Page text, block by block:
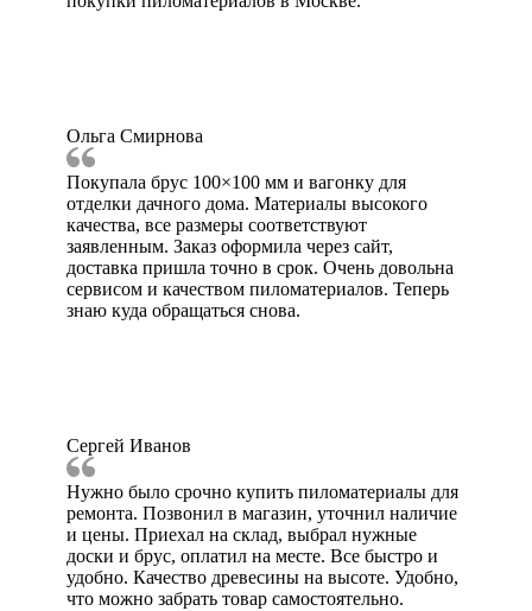
Ольга Смирнова
Покупала брус 100×100 мм и вагонку для
отделки дачного дома. Материалы высокого
качества, все размеры соответствуют
заявленным. Заказ оформила через сайт,
доставка пришла точно в срок. Очень довольна
сервисом и качеством пиломатериалов. Теперь
знаю куда обращаться снова.
Сергей Иванов
Нужно было срочно купить пиломатериалы для
ремонта. Позвонил в магазин, уточнил наличие
и цены. Приехал на склад, выбрал нужные
доски и брус, оплатил на месте. Все быстро и
удобно. Качество древесины на высоте. Удобно,
что можно забрать товар самостоятельно.